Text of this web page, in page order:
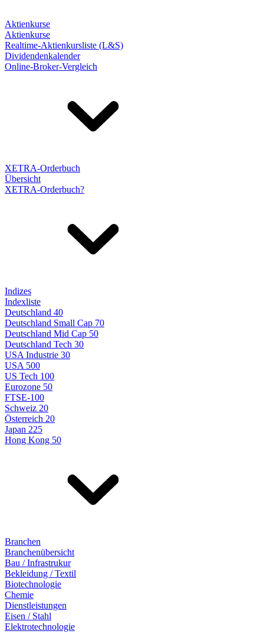
Aktienkurse
Aktienkurse
Realtime-Aktienkursliste (L&S)
Dividendenkalender
Online-Broker-Vergleich
XETRA-Orderbuch
Übersicht
XETRA-Orderbuch?
Indizes
Indexliste
Deutschland 40
Deutschland Small Cap 70
Deutschland Mid Cap 50
Deutschland Tech 30
USA Industrie 30
USA 500
US Tech 100
Eurozone 50
FTSE-100
Schweiz 20
Österreich 20
Japan 225
Hong Kong 50
Branchen
Branchenübersicht
Bau / Infrastrukur
Bekleidung / Textil
Biotechnologie
Chemie
Dienstleistungen
Eisen / Stahl
Elektrotechnologie